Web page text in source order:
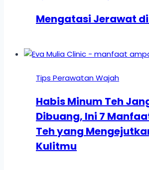
Mengatasi Jerawat
Tips Perawatan Wajah
Habis Minum Teh
Dibuang, Ini 7
Teh yang
Kulitmu